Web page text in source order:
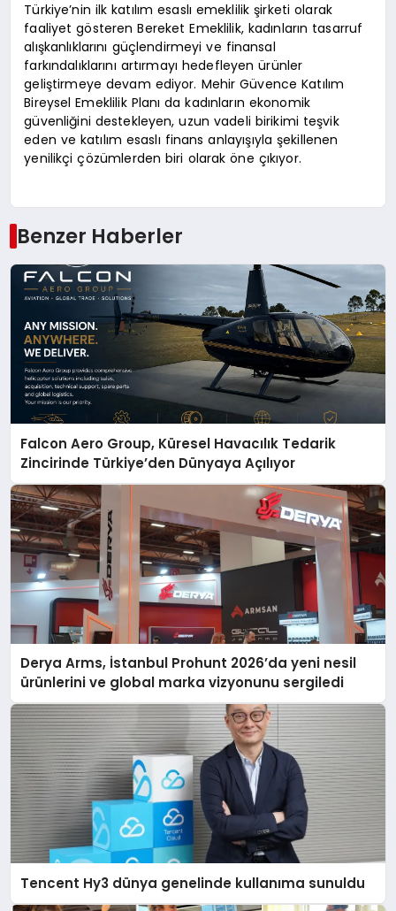
Türkiye’nin ilk katılım esaslı emeklilik şirketi olarak
faaliyet gösteren Bereket Emeklilik, kadınların tasarruf
alışkanlıklarını güçlendirmeyi ve finansal
farkındalıklarını artırmayı hedefleyen ürünler
geliştirmeye devam ediyor. Mehir Güvence Katılım
Bireysel Emeklilik Planı da kadınların ekonomik
güvenliğini destekleyen, uzun vadeli birikimi teşvik
eden ve katılım esaslı finans anlayışıyla şekillenen
yenilikçi çözümlerden biri olarak öne çıkıyor.
Benzer Haberler
Falcon Aero Group, Küresel Havacılık Tedarik
Zincirinde Türkiye’den Dünyaya Açılıyor
Derya Arms, İstanbul Prohunt 2026’da yeni nesil
ürünlerini ve global marka vizyonunu sergiledi
Tencent Hy3 dünya genelinde kullanıma sunuldu